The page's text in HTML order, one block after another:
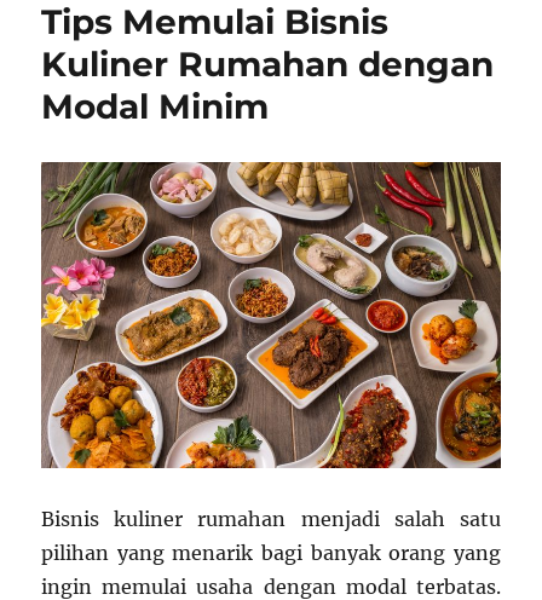
Tips Memulai Bisnis
Kuliner Rumahan dengan
Modal Minim
Bisnis kuliner rumahan menjadi salah satu
pilihan yang menarik bagi banyak orang yang
ingin memulai usaha dengan modal terbatas.